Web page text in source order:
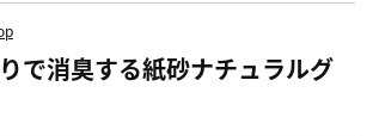
で消臭する紙砂ナチュラルグ